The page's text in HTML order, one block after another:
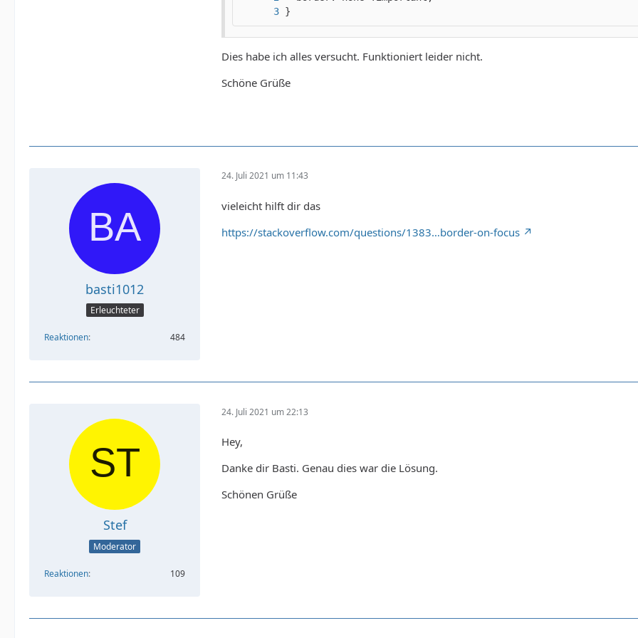
}
Dies habe ich alles versucht. Funktioniert leider nicht.
Schöne Grüße
basti1012
Erleuchteter
Reaktionen 484
24. Juli 2021 um 11:43
vieleicht hilft dir das
https://stackoverflow.com/questions/1383…border-on-focus
Stef
Moderator
Reaktionen 109
24. Juli 2021 um 22:13
Hey,
Danke dir Basti. Genau dies war die Lösung.
Schönen Grüße